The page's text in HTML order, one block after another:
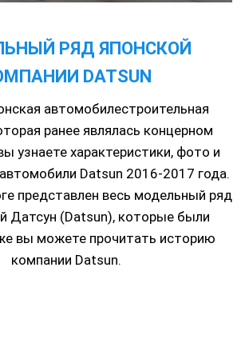
РЯД ЯПОНСКОЙ
DATSUN
автомобилестроительная
ранее являлась концерном
узнаете характеристики, фото и
Datsun 2016-2017 года.
представлен весь модельный ряд
Датсун (Datsun), которые были
вы можете прочитать историю
компании Datsun.